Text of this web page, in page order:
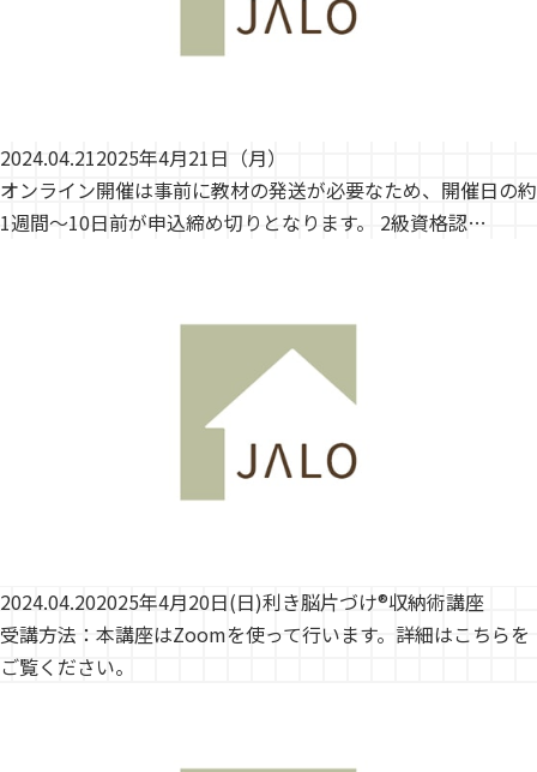
2024.04.212025年4月21日（月）
オンライン開催は事前に教材の発送が必要なため、開催日の約
1週間～10日前が申込締め切りとなります。 2級資格認…
2024.04.202025年4月20日(日)利き脳片づけ®収納術講座
受講方法：本講座はZoomを使って行います。詳細はこちらを
ご覧ください。